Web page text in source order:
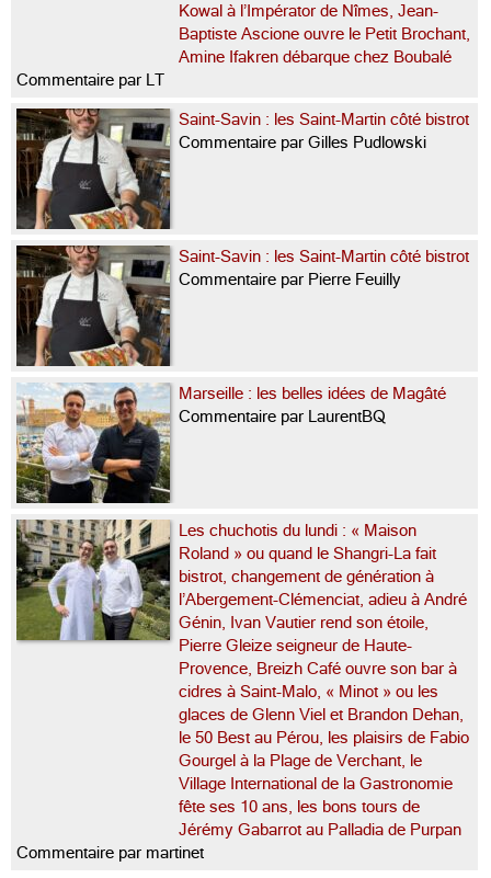
Kowal à l’Impérator de Nîmes, Jean-
Baptiste Ascione ouvre le Petit Brochant,
Amine Ifakren débarque chez Boubalé
Commentaire par LT
Saint-Savin : les Saint-Martin côté bistrot
Commentaire par Gilles Pudlowski
Saint-Savin : les Saint-Martin côté bistrot
Commentaire par Pierre Feuilly
Marseille : les belles idées de Magâté
Commentaire par LaurentBQ
Les chuchotis du lundi : « Maison
Roland » ou quand le Shangri-La fait
bistrot, changement de génération à
l’Abergement-Clémenciat, adieu à André
Génin, Ivan Vautier rend son étoile,
Pierre Gleize seigneur de Haute-
Provence, Breizh Café ouvre son bar à
cidres à Saint-Malo, « Minot » ou les
glaces de Glenn Viel et Brandon Dehan,
le 50 Best au Pérou, les plaisirs de Fabio
Gourgel à la Plage de Verchant, le
Village International de la Gastronomie
fête ses 10 ans, les bons tours de
Jérémy Gabarrot au Palladia de Purpan
Commentaire par martinet